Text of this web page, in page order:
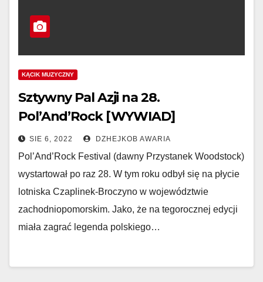
KĄCIK MUZYCZNY
Sztywny Pal Azji na 28.
Pol’And’Rock [WYWIAD]
SIE 6, 2022 DZHEJKOB AWARIA
Pol’And’Rock Festival (dawny Przystanek Woodstock)
wystartował po raz 28. W tym roku odbył się na płycie
lotniska Czaplinek-Broczyno w województwie
zachodniopomorskim. Jako, że na tegorocznej edycji
miała zagrać legenda polskiego…